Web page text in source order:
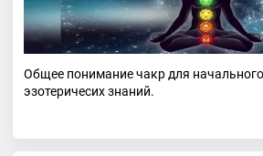
Общее понимание чакр для
эзотеричесих знаний.